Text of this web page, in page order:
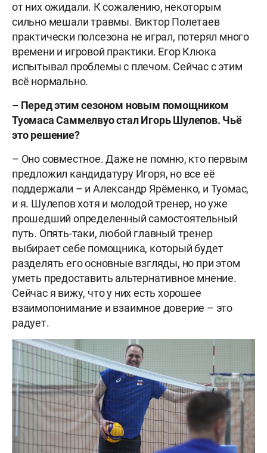
от них ожидали. К сожалению, некоторым
сильно мешали травмы. Виктор Полетаев
практически полсезона не играл, потерял много
времени и игровой практики. Егор Клюка
испытывал проблемы с плечом. Сейчас с этим
всё нормально.
– Перед этим сезоном новым помощником
Туомаса Саммелвуо стал Игорь Шулепов. Чьё
это решение?
– Оно совместное. Даже не помню, кто первым
предложил кандидатуру Игоря, но все её
поддержали – и Александр Ярёменко, и Туомас,
и я. Шулепов хотя и молодой тренер, но уже
прошедший определенный самостоятельный
путь. Опять-таки, любой главный тренер
выбирает себе помощника, который будет
разделять его основные взгляды, но при этом
уметь предоставить альтернативное мнение.
Сейчас я вижу, что у них есть хорошее
взаимопонимание и взаимное доверие – это
радует.